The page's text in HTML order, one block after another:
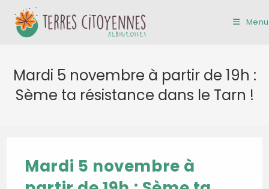
content
Menu
Mardi 5 novembre à partir de 19h :
Sème ta résistance dans le Tarn !
Mardi 5 novembre à